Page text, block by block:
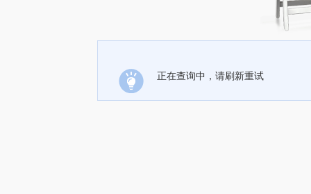
正在查询中，请刷新重试